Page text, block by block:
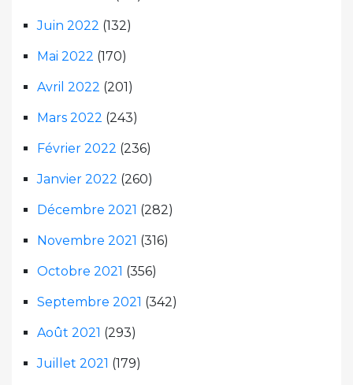
Juin 2022 (132)
Mai 2022 (170)
Avril 2022 (201)
Mars 2022 (243)
Février 2022 (236)
Janvier 2022 (260)
Décembre 2021 (282)
Novembre 2021 (316)
Octobre 2021 (356)
Septembre 2021 (342)
Août 2021 (293)
Juillet 2021 (179)